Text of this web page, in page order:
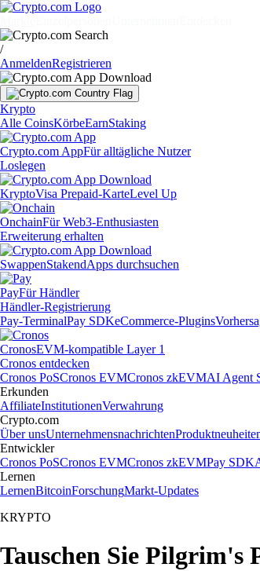
/
AnmeldenRegistrieren
Krypto
Alle CoinsKörbeEarnStaking
Crypto.com AppFür alltägliche Nutzer
Loslegen
KryptoVisa Prepaid-KarteLevel Up
OnchainFür Web3-Enthusiasten
Erweiterung erhalten
SwappenStakendApps durchsuchen
PayFür Händler
Händler-Registrierung
Pay-TerminalPay SDKeCommerce-Plugins
CronosEVM-kompatible Layer 1
Cronos entdecken
Cronos PoSCronos EVMCronos zkEVMAI Agent
Erkunden
AffiliateInstitutionenVerwahrung
Crypto.com
Über unsUnternehmensnachrichten
Entwickler
Cronos PoSCronos EVMCronos zkEVMPay SDK
Lernen
LernenBitcoinForschungMarkt-Updates
KRYPTO
Tauschen Sie